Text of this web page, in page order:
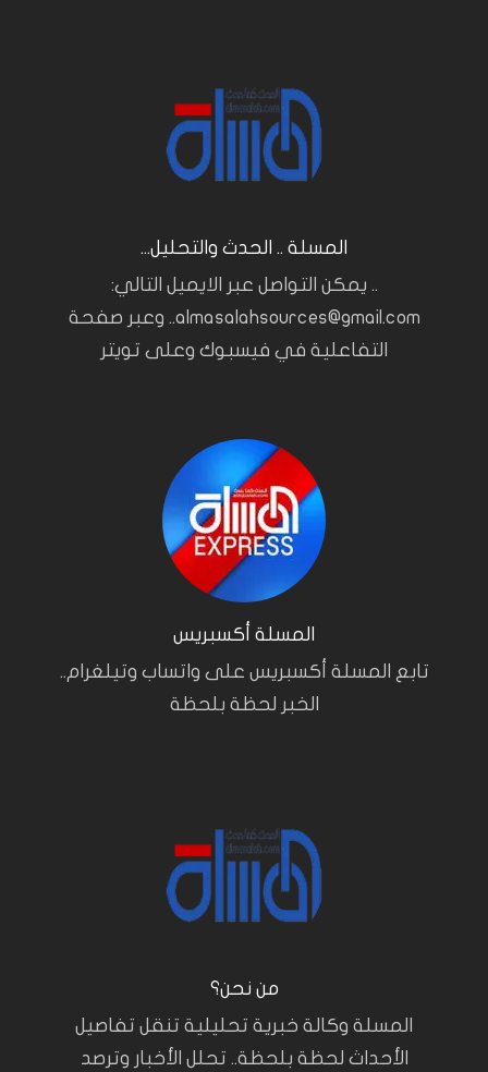
المسلة .. الحدث والتحليل...
.. يمكن التواصل عبر الايميل التالي:
almasalahsources@gmail.com.. وعبر صفحة
التفاعلية في فيسبوك وعلى تويتر
المسلة أكسبريس
تابع المسلة أكسبريس على واتساب وتيلغرام..
الخبر لحظة بلحظة
من نحن؟
المسلة وكالة خبرية تحليلية تنقل تفاصيل
الأحداث لحظة بلحظة.. تحلل الأخبار وترصد